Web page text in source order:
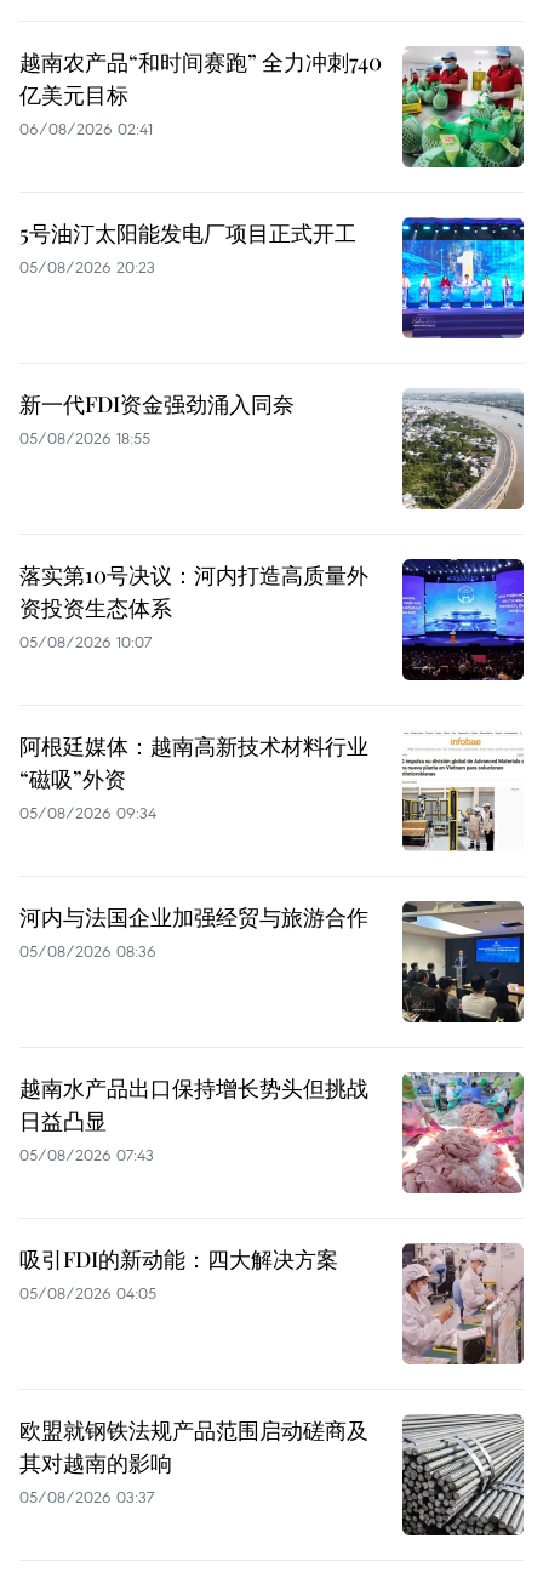
越南农产品“和时间赛跑” 全力冲刺740
亿美元目标
06/08/2026 02:41
5号油汀太阳能发电厂项目正式开工
05/08/2026 20:23
新一代FDI资金强劲涌入同奈
05/08/2026 18:55
落实第10号决议：河内打造高质量外
资投资生态体系
05/08/2026 10:07
阿根廷媒体：越南高新技术材料行业
“磁吸”外资
05/08/2026 09:34
河内与法国企业加强经贸与旅游合作
05/08/2026 08:36
越南水产品出口保持增长势头但挑战
日益凸显
05/08/2026 07:43
吸引FDI的新动能：四大解决方案
05/08/2026 04:05
欧盟就钢铁法规产品范围启动磋商及
其对越南的影响
05/08/2026 03:37